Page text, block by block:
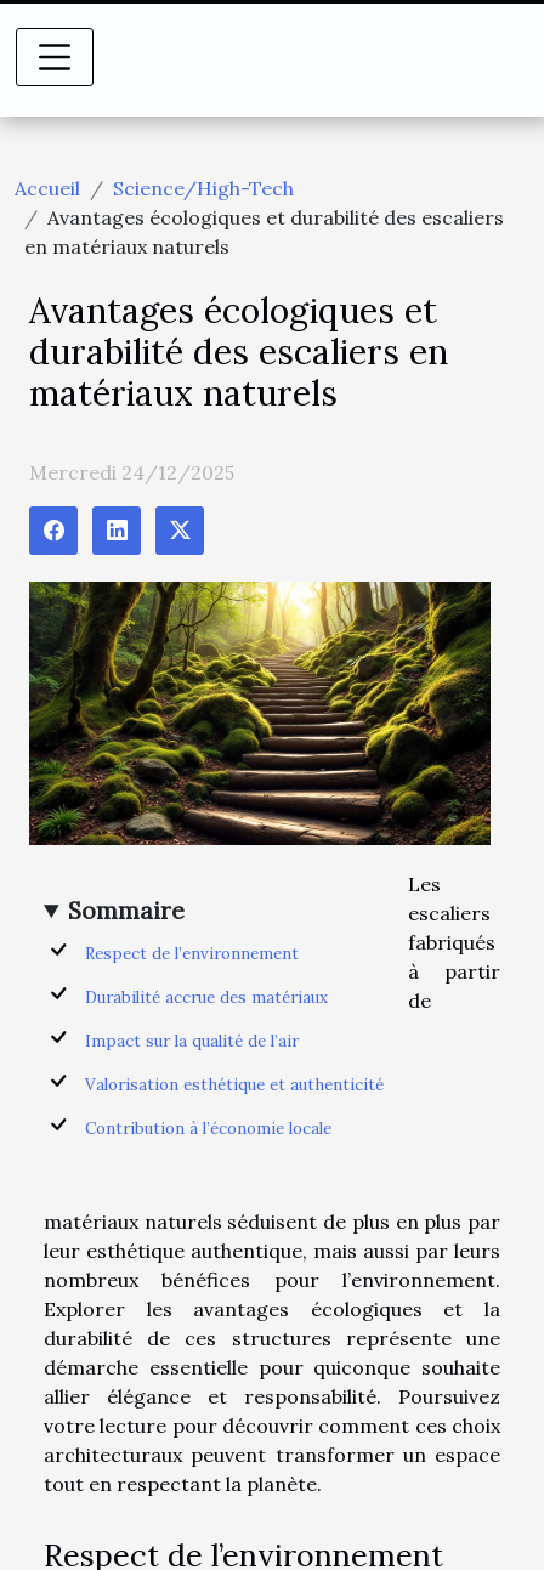
Accueil
Science/High-Tech
Avantages écologiques et durabilité des escaliers
en matériaux naturels
Avantages écologiques et
durabilité des escaliers en
matériaux naturels
Mercredi 24/12/2025
Sommaire
Respect de l’environnement
Durabilité accrue des matériaux
Impact sur la qualité de l’air
Valorisation esthétique et authenticité
Contribution à l’économie locale
Les
escaliers
fabriqués
à partir
de
matériaux naturels séduisent de plus en plus par
leur esthétique authentique, mais aussi par leurs
nombreux bénéfices pour l’environnement.
Explorer les avantages écologiques et la
durabilité de ces structures représente une
démarche essentielle pour quiconque souhaite
allier élégance et responsabilité. Poursuivez
votre lecture pour découvrir comment ces choix
architecturaux peuvent transformer un espace
tout en respectant la planète.
Respect de l’environnement